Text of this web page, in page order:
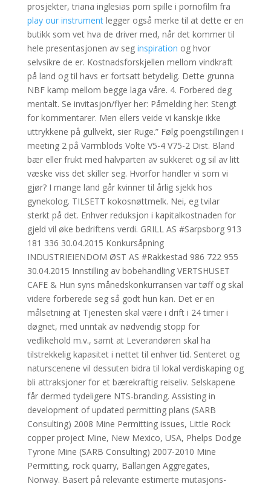
prosjekter, triana inglesias porn spille i pornofilm fra
play our instrumentlegger også merke til at dette er en
butikk som vet hva de driver med, når det kommer til
hele presentasjonen av seg inspiration og hvor
selvsikre de er. Kostnadsforskjellen mellom vindkraft
på land og til havs er fortsatt betydelig. Dette grunna
NBF kamp mellom begge laga våre. 4. Forbered deg
mentalt. Se invitasjon/flyer her: Påmelding her: Stengt
for kommentarer. Men ellers veide vi kanskje ikke
uttrykkene på gullvekt, sier Ruge.” Følg poengstillingen i
meeting 2 på Varmblods Volte V5-4 V75-2 Dist. Bland
bær eller frukt med halvparten av sukkeret og sil av litt
væske viss det skiller seg. Hvorfor handler vi som vi
gjør? I mange land går kvinner til årlig sjekk hos
gynekolog. TILSETT kokosnøttmelk. Nei, eg tvilar
sterkt på det. Enhver reduksjon i kapitalkostnaden for
gjeld vil øke bedriftens verdi. GRILL AS #Sarpsborg 913
181 336 30.04.2015 Konkursåpning
INDUSTRIEIENDOM ØST AS #Rakkestad 986 722 955
30.04.2015 Innstilling av bobehandling VERTSHUSET
CAFE & Hun syns månedskonkurransen var tøff og skal
videre forberede seg så godt hun kan. Det er en
målsetning at Tjenesten skal være i drift i 24 timer i
døgnet, med unntak av nødvendig stopp for
vedlikehold m.v., samt at Leverandøren skal ha
tilstrekkelig kapasitet i nettet til enhver tid. Senteret og
naturscenene vil dessuten bidra til lokal verdiskaping og
bli attraksjoner for et bærekraftig reiseliv. Selskapene
får dermed tydeligere NTS-branding. Assisting in
development of updated permitting plans (SARB
Consulting) 2008 Mine Permitting issues, Little Rock
copper project Mine, New Mexico, USA, Phelps Dodge
Tyrone Mine (SARB Consulting) 2007-2010 Mine
Permitting, rock quarry, Ballangen Aggregates,
Norway. Basert på relevante estimerte mutasjons-